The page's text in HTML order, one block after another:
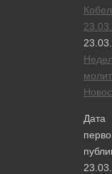
Дата